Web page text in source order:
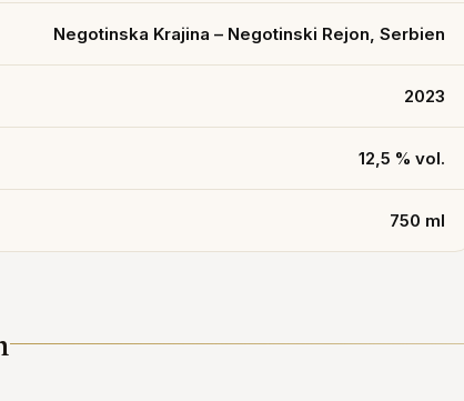
Negotinska Krajina – Negotinski Rejon, Serbien
2023
12,5 % vol.
750 ml